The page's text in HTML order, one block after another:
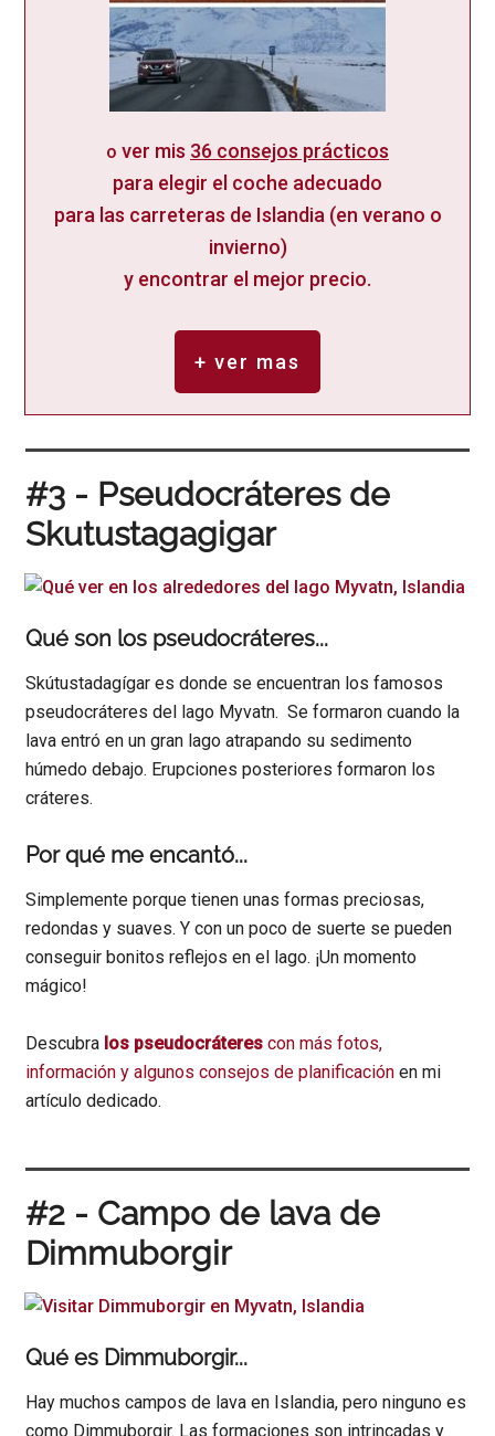
o ver mis 36 consejos prácticos
para elegir el coche adecuado
para las carreteras de Islandia (en verano o
invierno)
y encontrar el mejor precio.
+ ver mas
#3 - Pseudocráteres de
Skutustagagigar
Qué son los pseudocráteres...
Skútustadagígar es donde se encuentran los famosos
pseudocráteres del lago Myvatn. Se formaron cuando la
lava entró en un gran lago atrapando su sedimento
húmedo debajo. Erupciones posteriores formaron los
cráteres.
Por qué me encantó...
Simplemente porque tienen unas formas preciosas,
redondas y suaves. Y con un poco de suerte se pueden
conseguir bonitos reflejos en el lago. ¡Un momento
mágico!
Descubra los pseudocráterescon más fotos,
información y algunos consejos de planificación en mi
artículo dedicado.
#2 - Campo de lava de
Dimmuborgir
Qué es Dimmuborgir...
Hay muchos campos de lava en Islandia, pero ninguno es
como Dimmuborgir. Las formaciones son intrincadas y